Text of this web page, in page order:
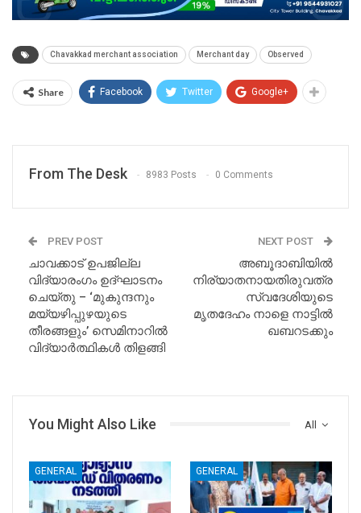
Chavakkad merchant association Merchant day Observed
Share Facebook Twitter Google+
From The Desk 8983 Posts 0 Comments
PREV POST
ചാവക്കാട് ഉപജില്ല
വിദ്യാരംഗം ഉദ്ഘാടനം
ചെയ്തു – ‘മുകുന്ദനും
മയ്യഴിപ്പുഴയുടെ
തീരങ്ങളും’ സെമിനാറിൽ
വിദ്യാർത്ഥികൾ തിളങ്ങി
NEXT POST
അബൂദാബിയിൽ
നിര്യാതനായതിരുവത്ര
സ്വദേശിയുടെ
മൃതദേഹം നാളെ നാട്ടിൽ
ഖബറടക്കും
All
You Might Also Like
GENERAL GENERAL